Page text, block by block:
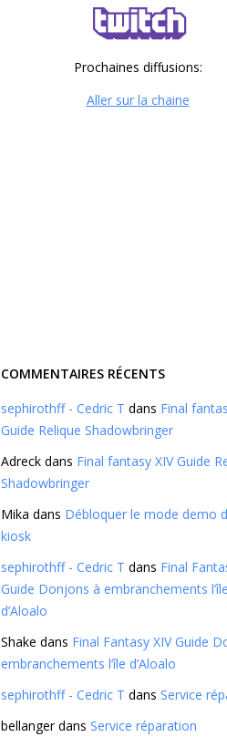
Prochaines diffusions:
Aller sur la chaine
COMMENTAIRES RÉCENTS
sephirothff - Cedric T dans Final
Guide Relique Shadowbringer
Adreck dans Final fantasy XIV Guide
Shadowbringer
Mika dans Débloquer le mode demo
kiosk
sephirothff - Cedric T dans Final
Guide Donjons à embranchements l’île
d’Aloalo
Shake dans Final Fantasy XIV Guide
embranchements l’île d’Aloalo
sephirothff - Cedric T dans Service
bellangerdans Service réparation